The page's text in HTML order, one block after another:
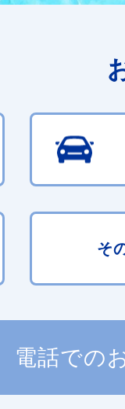
そ
電話での